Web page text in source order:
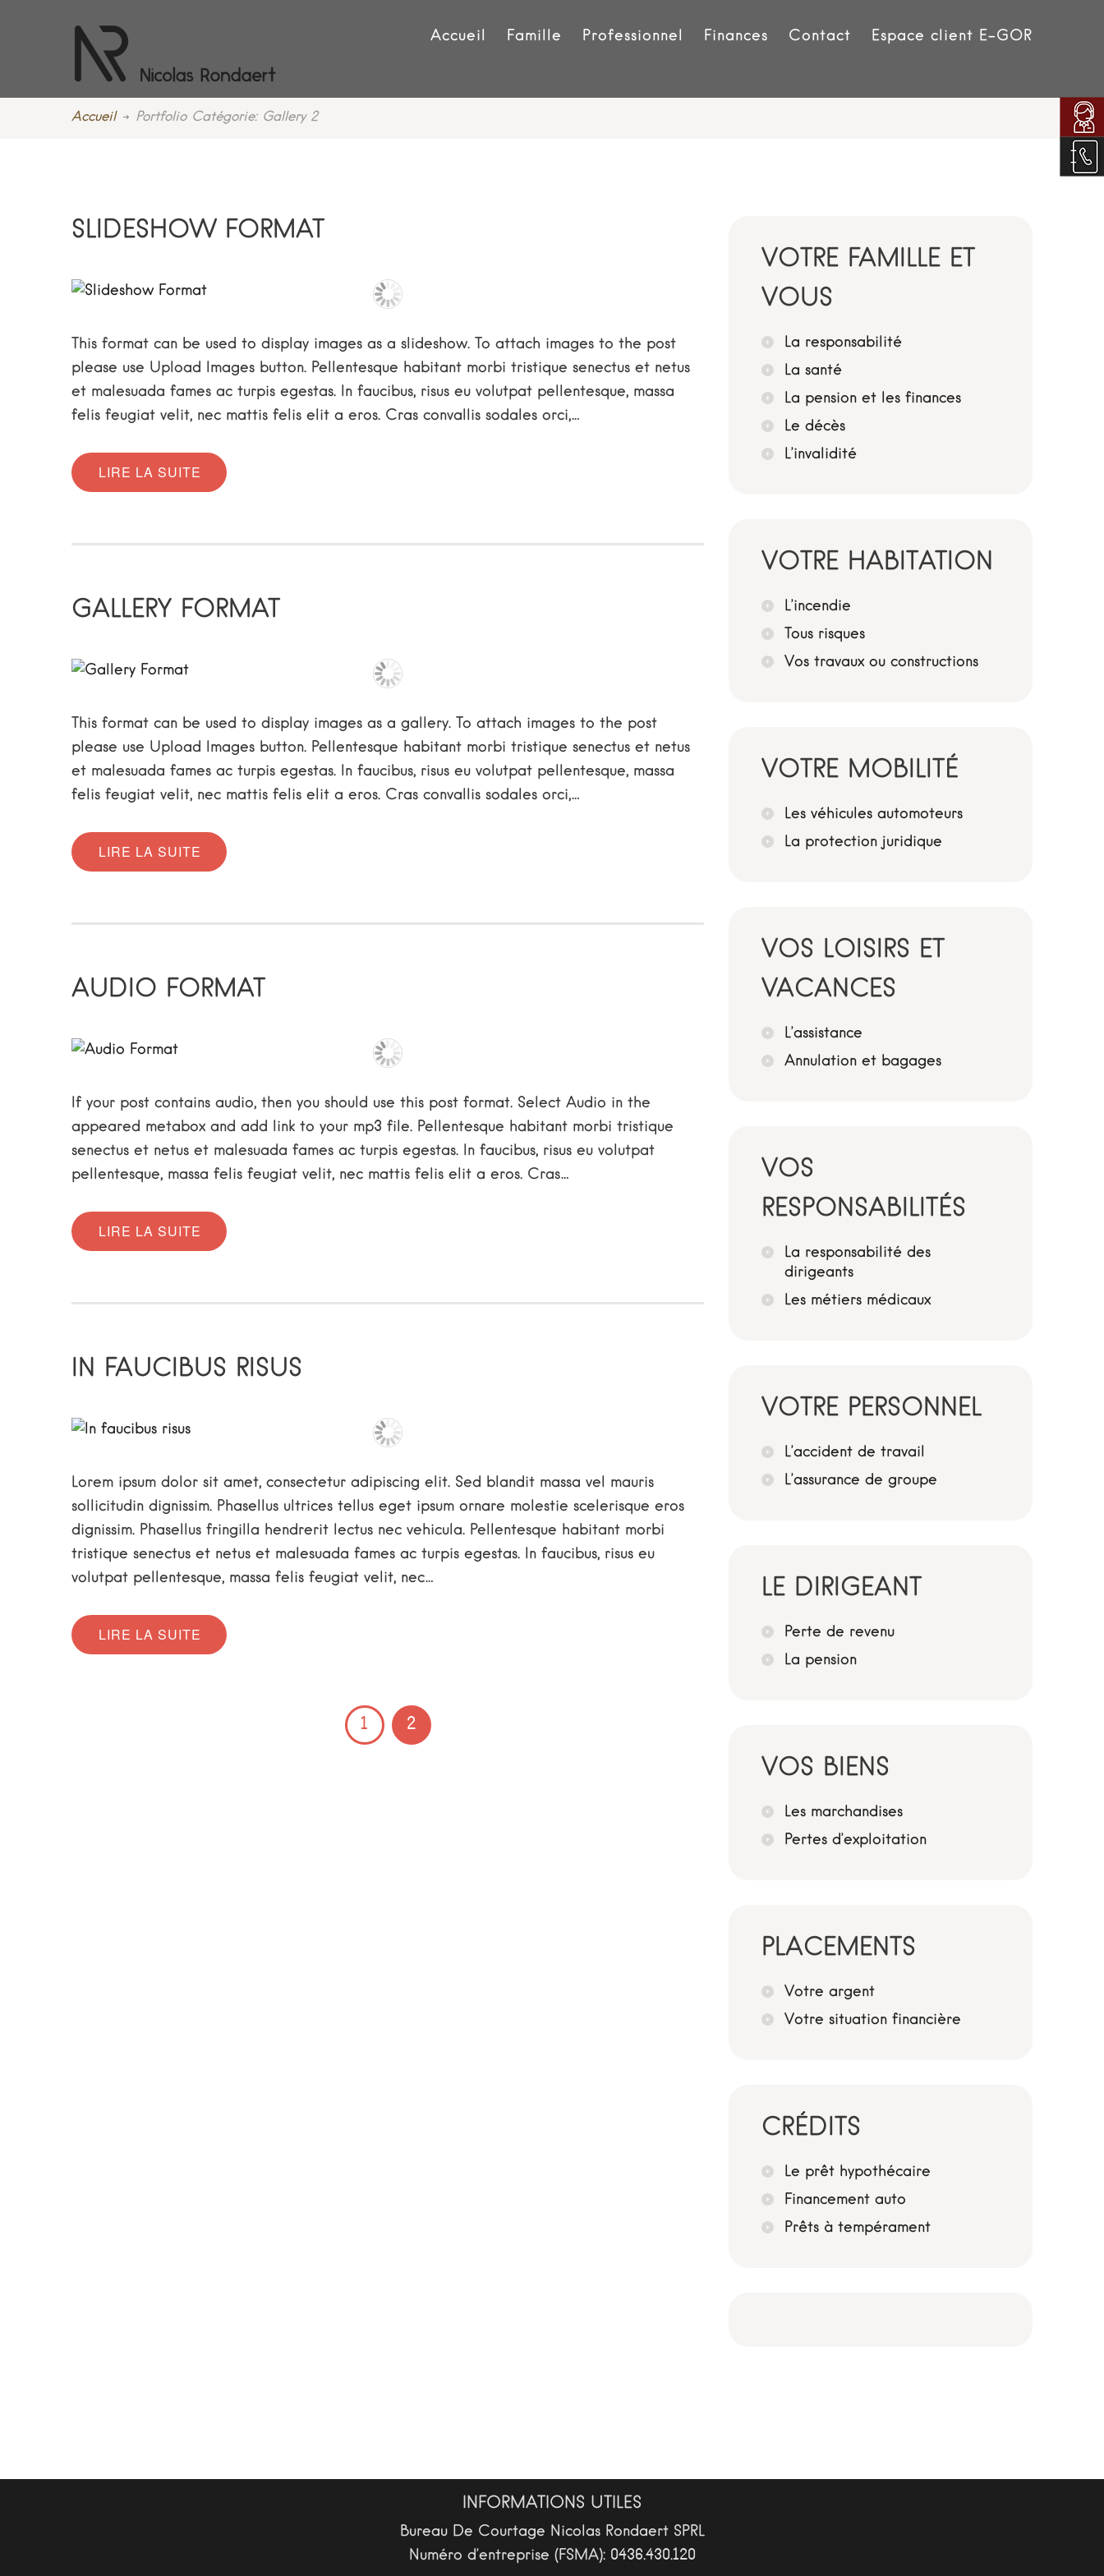
Accueil Famille Professionnel Finances Contact Espace client E-GOR
Accueil Portfolio Catégorie: Gallery 2
SLIDESHOW FORMAT
This format can be used to display images as a slideshow. To attach images to the post
please use Upload Images button. Pellentesque habitant morbi tristique senectus et netus
et malesuada fames ac turpis egestas. In faucibus, risus eu volutpat pellentesque, massa
felis feugiat velit, nec mattis felis elit a eros. Cras convallis sodales orci,…
LIRE LA SUITE
GALLERY FORMAT
This format can be used to display images as a gallery. To attach images to the post
please use Upload Images button. Pellentesque habitant morbi tristique senectus et netus
et malesuada fames ac turpis egestas. In faucibus, risus eu volutpat pellentesque, massa
felis feugiat velit, nec mattis felis elit a eros. Cras convallis sodales orci,…
LIRE LA SUITE
AUDIO FORMAT
If your post contains audio, then you should use this post format. Select Audio in the
appeared metabox and add link to your mp3 file. Pellentesque habitant morbi tristique
senectus et netus et malesuada fames ac turpis egestas. In faucibus, risus eu volutpat
pellentesque, massa felis feugiat velit, nec mattis felis elit a eros. Cras…
LIRE LA SUITE
IN FAUCIBUS RISUS
Lorem ipsum dolor sit amet, consectetur adipiscing elit. Sed blandit massa vel mauris
sollicitudin dignissim. Phasellus ultrices tellus eget ipsum ornare molestie scelerisque eros
dignissim. Phasellus fringilla hendrerit lectus nec vehicula. Pellentesque habitant morbi
tristique senectus et netus et malesuada fames ac turpis egestas. In faucibus, risus eu
volutpat pellentesque, massa felis feugiat velit, nec…
LIRE LA SUITE
1 2
VOTRE FAMILLE ET
VOUS
La responsabilité
La santé
La pension et les finances
Le décès
L’invalidité
VOTRE HABITATION
L’incendie
Tous risques
Vos travaux ou constructions
VOTRE MOBILITÉ
Les véhicules automoteurs
La protection juridique
VOS LOISIRS ET
VACANCES
L’assistance
Annulation et bagages
VOS
RESPONSABILITÉS
La responsabilité des
dirigeants
Les métiers médicaux
VOTRE PERSONNEL
L’accident de travail
L’assurance de groupe
LE DIRIGEANT
Perte de revenu
La pension
VOS BIENS
Les marchandises
Pertes d’exploitation
PLACEMENTS
Votre argent
Votre situation financière
CRÉDITS
Le prêt hypothécaire
Financement auto
Prêts à tempérament
INFORMATIONS UTILES
Bureau De Courtage Nicolas Rondaert SPRL
Numéro d’entreprise (FSMA): 0436.430.120